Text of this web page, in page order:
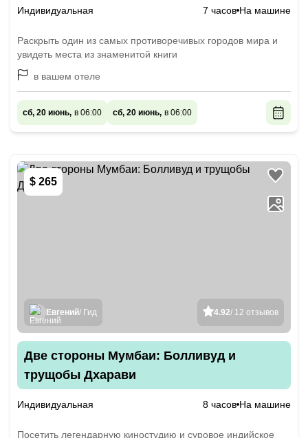
Индивидуальная 7 часов На машине
Раскрыть один из самых противоречивых городов мира и
увидеть места из знаменитой книги
в вашем отеле
сб, 20 июнь, в 06:00 сб, 20 июнь, в 06:00
$ 265
4.92/ 12 отзывов
Евгений/ Гид
Две стороны Мумбаи: Болливуд и
трущобы Дхарави
Индивидуальная 8 часов На машине
Посетить легендарную киностудию и суровое индийское